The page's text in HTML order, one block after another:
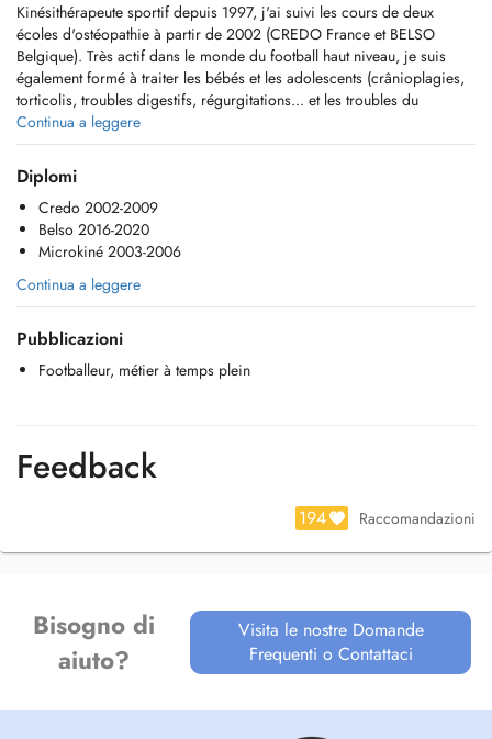
Kinésithérapeute sportif depuis 1997, j'ai suivi les cours de deux
écoles d'ostéopathie à partir de 2002 (CREDO France et BELSO
Belgique). Très actif dans le monde du football haut niveau, je suis
également formé à traiter les bébés et les adolescents (crânioplagies,
torticolis, troubles digestifs, régurgitations... et les troubles du
comportement notamment nuits agitées, troubles alimentaires ou du
langage...).
J'ai eu la chance d'apprendre auprès de grands thérapeutes (P. Benini,
P. Tricot DO, B. Ducoux DO, F. Garçon DO, G. Postiaux, F. Houdard
DO, N. Sergueff DO, E. Boillot DO...) et ma base de travail est
"l'écoute manuelle", à laquelle j'ajoute toutes les techniques classiques
de l'ostéopathie globale (holistique), toutes respectueuses de votre
corps.
Ma vision d'une séance est d'inclure, dans votre plainte, votre
Pour affiner un diagnostic et gagner du temps, je suis formé et équipé
en échographie.
Continua a leggere
Diplomi
Credo 2002-2009
Belso 2016-2020
Microkiné 2003-2006
Continua a leggere
Pubblicazioni
Footballeur, métier à temps plein
Feedback
194 Raccomandazioni
Bisogno di
aiuto?
Visita le nostre Domande
Frequenti o Contattaci